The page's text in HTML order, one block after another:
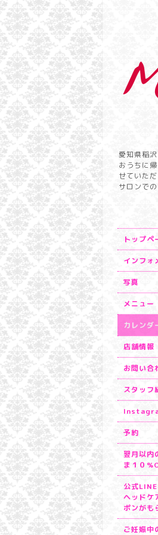
愛知県稲
おうちに
せていた
サロンで
トップペ
インフォ
写真
メニュー
カレンダ
店舗情報
お問い合
スタッフ
予約
翌月以内
ま１０
公式
ヘッドケ
ポンがも
ご妊娠中